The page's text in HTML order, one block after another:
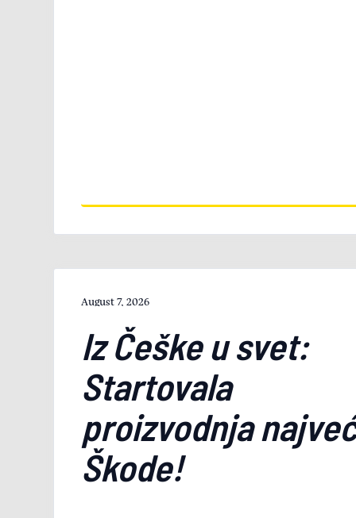
August 7, 2026
Iz Češke u svet:
Startovala
proizvodnja
Škode!